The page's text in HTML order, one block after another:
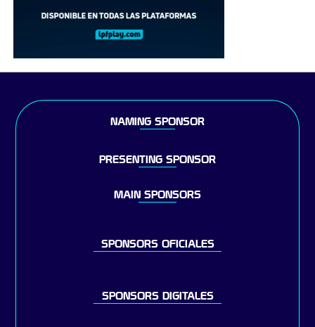
NAMING SPONSOR
PRESENTING SPONSOR
MAIN SPONSORS
SPONSORS OFICIALES
SPONSORS DIGITALES